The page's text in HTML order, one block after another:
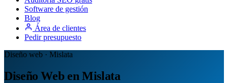
Software de gestión
Blog
Área de clientes
Pedir presupuesto
Diseño web · Mislata
Diseño Web en Mislata